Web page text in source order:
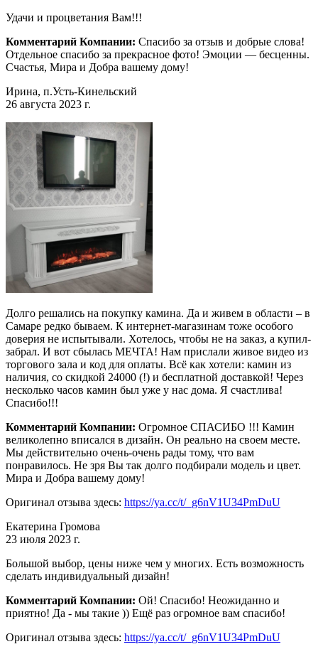
Удачи и процветания Вам!!!
Комментарий Компании: Спасибо за отзыв и добрые слова!
Отдельное спасибо за прекрасное фото! Эмоции — бесценны.
Счастья, Мира и Добра вашему дому!
Ирина, п.Усть-Кинельский
26 августа 2023 г.
Долго решались на покупку камина. Да и живем в области – в
Самаре редко бываем. К интернет-магазинам тоже особого
доверия не испытывали. Хотелось, чтобы не на заказ, а купил-
забрал. И вот сбылась МЕЧТА! Нам прислали живое видео из
торгового зала и код для оплаты. Всё как хотели: камин из
наличия, со скидкой 24000 (!) и бесплатной доставкой! Через
несколько часов камин был уже у нас дома. Я счастлива!
Спасибо!!!
Комментарий Компании: Огромное СПАСИБО !!! Камин
великолепно вписался в дизайн. Он реально на своем месте.
Мы действительно очень-очень рады тому, что вам
понравилось. Не зря Вы так долго подбирали модель и цвет.
Мира и Добра вашему дому!
Оригинал отзыва здесь: https://ya.cc/t/_g6nV1U34PmDuU
Екатерина Громова
23 июля 2023 г.
Большой выбор, цены ниже чем у многих. Есть возможность
сделать индивидуальный дизайн!
Комментарий Компании: Ой! Спасибо! Неожиданно и
приятно! Да - мы такие )) Ещё раз огромное вам спасибо!
Оригинал отзыва здесь: https://ya.cc/t/_g6nV1U34PmDuU